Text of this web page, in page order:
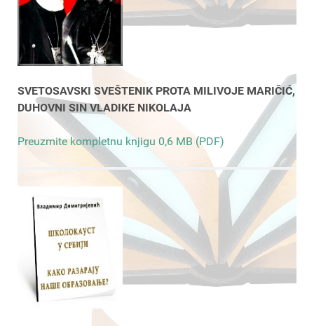
SVETOSAVSKI SVEŠTENIK PROTA MILIVOJE MARIČIĆ,
DUHOVNI SIN VLADIKE NIKOLAJA
Preuzmite kompletnu knjigu 0,6 MB (PDF)